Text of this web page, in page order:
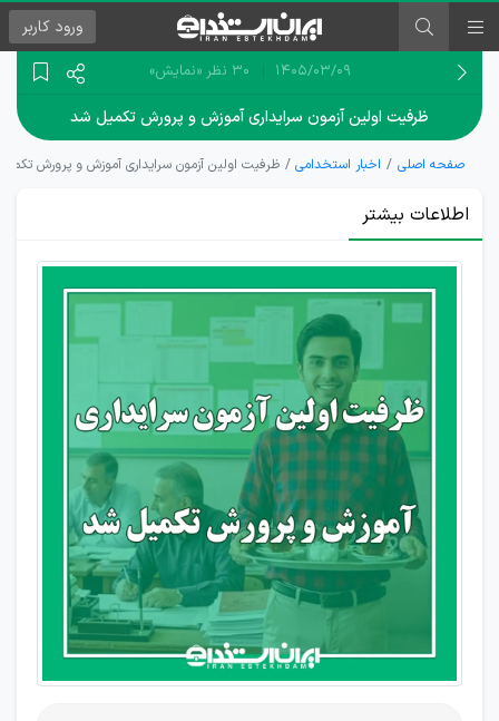
ورود کاربر
۱۴۰۵/۰۳/۰۹ 30 نظر «نمایش»
ظرفیت اولین آزمون سرایداری آموزش و پرورش تکمیل شد
صفحه اصلی اخبار استخدامی ظرفیت اولین آزمون سرایداری آموزش و پرورش
اطلاعات بیشتر
آیا
احتمال
ظرفیت
آزمون
سرایداری
وجود
دارد؟